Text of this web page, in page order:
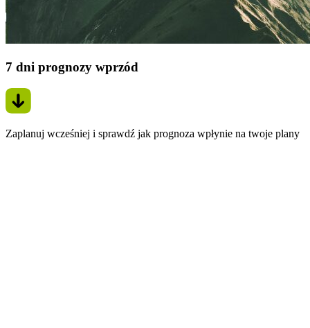
7 dni prognozy wprzód
Zaplanuj wcześniej i sprawdź jak prognoza wpłynie na twoje plany